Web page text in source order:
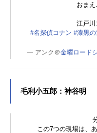
探
コ
おま
江戸川
#名探偵コナン #漆黒
— アンク＠金曜ロード
毛利小五郎：神谷明
この7つの現場は、